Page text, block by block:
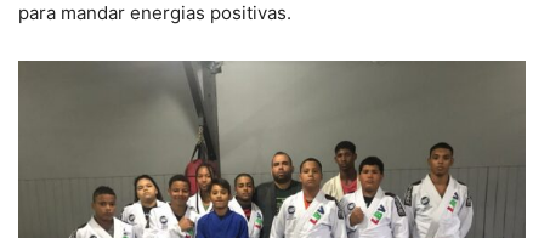
para mandar energias positivas.